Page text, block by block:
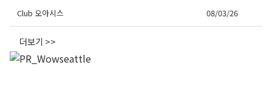
Club 오아시스 08/03/26
더보기 >>